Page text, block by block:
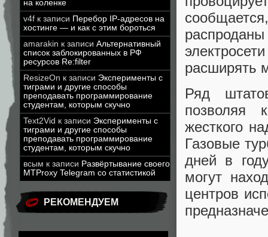
на коленке
v4f к записи Перебор IP-адресов на
хостинге — и как с этим бороться
amarakin к записи Альтернативный
список заблокированных в РФ
ресурсов Re:filter
ResizeOn к записи Эксперименты с
тиграми и другие способы
преподавать программирование
студентам, которым скучно
Text2Vid к записи Эксперименты с
тиграми и другие способы
преподавать программирование
студентам, которым скучно
всым к записи Развёртывание своего
MTProxy Telegram со статистикой
РЕКОМЕНДУЕМ
расширять
Ряд
позволяя
жесткого
Газовые
дней в
могут
центров